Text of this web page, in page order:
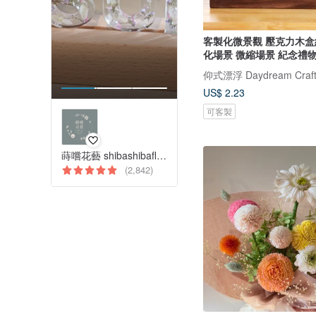
蒔嚐花藝 shibashibaflorist
(2,842)
客製化微景觀 壓克力木
化場景 微縮場景 紀念禮
仰式漂浮 Daydream
US$ 2.23
可客製